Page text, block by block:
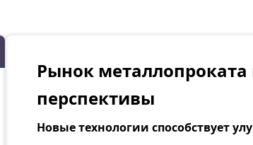
Рынок металлопроката
перспективы
Новые технологии способствует